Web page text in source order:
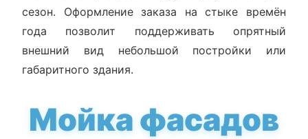
сезон. Оформление заказа на стыке времён
года позволит поддерживать опрятный
внешний вид небольшой постройки или
габаритного здания.
Мойка фасадов